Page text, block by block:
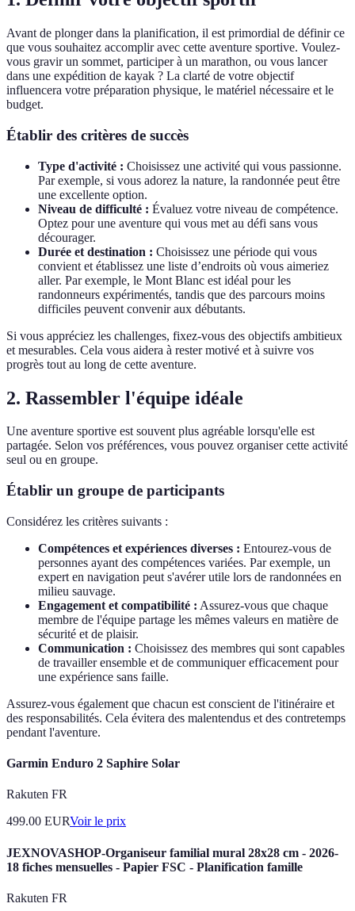
Avant de plonger dans la planification, il est primordial de définir ce
que vous souhaitez accomplir avec cette aventure sportive. Voulez-
vous gravir un sommet, participer à un marathon, ou vous lancer
dans une expédition de kayak ? La clarté de votre objectif
influencera votre préparation physique, le matériel nécessaire et le
budget.
Établir des critères de succès
Type d'activité : Choisissez une activité qui vous passionne.
Par exemple, si vous adorez la nature, la randonnée peut être
une excellente option.
Niveau de difficulté : Évaluez votre niveau de compétence.
Optez pour une aventure qui vous met au défi sans vous
décourager.
Durée et destination : Choisissez une période qui vous
convient et établissez une liste d’endroits où vous aimeriez
aller. Par exemple, le Mont Blanc est idéal pour les
randonneurs expérimentés, tandis que des parcours moins
difficiles peuvent convenir aux débutants.
Si vous appréciez les challenges, fixez-vous des objectifs ambitieux
et mesurables. Cela vous aidera à rester motivé et à suivre vos
progrès tout au long de cette aventure.
2. Rassembler l'équipe idéale
Une aventure sportive est souvent plus agréable lorsqu'elle est
partagée. Selon vos préférences, vous pouvez organiser cette activité
seul ou en groupe.
Établir un groupe de participants
Considérez les critères suivants :
Compétences et expériences diverses : Entourez-vous de
personnes ayant des compétences variées. Par exemple, un
expert en navigation peut s'avérer utile lors de randonnées en
milieu sauvage.
Engagement et compatibilité : Assurez-vous que chaque
membre de l'équipe partage les mêmes valeurs en matière de
sécurité et de plaisir.
Communication : Choisissez des membres qui sont capables
de travailler ensemble et de communiquer efficacement pour
une expérience sans faille.
Assurez-vous également que chacun est conscient de l'itinéraire et
des responsabilités. Cela évitera des malentendus et des contretemps
pendant l'aventure.
Garmin Enduro 2 Saphire Solar
Rakuten FR
499.00 EURVoir le prix
JEXNOVASHOP-Organiseur familial mural 28x28 cm - 2026-
18 fiches mensuelles - Papier FSC - Planification famille
Rakuten FR